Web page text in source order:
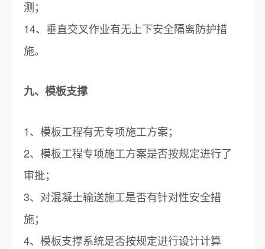
测；
14、垂直交叉作业有无上下安全隔离防护措
施。
九、模板支撑
1、模板工程有无专项施工方案；
2、模板工程专项施工方案是否按规定进行了
审批；
3、对混凝土输送施工是否有针对性安全措
施；
4、模板支撑系统是否按规定进行设计计算